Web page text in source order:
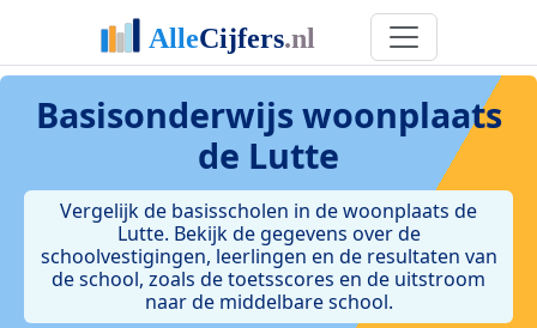
Basisonderwijs woonplaats
de Lutte
Vergelijk de basisscholen in de woonplaats de
Lutte. Bekijk de gegevens over de
schoolvestigingen, leerlingen en de resultaten van
de school, zoals de toetsscores en de uitstroom
naar de middelbare school.